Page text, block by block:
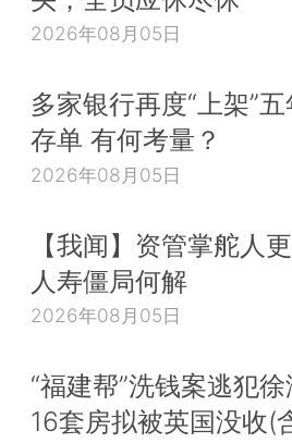
2026年08月05日
多家银行再度“上架”
存单 有何考量？
2026年08月05日
【我闻】资管掌舵人
人寿僵局何解
2026年08月05日
“福建帮”洗钱案逃犯
16套房拟被英国没收(